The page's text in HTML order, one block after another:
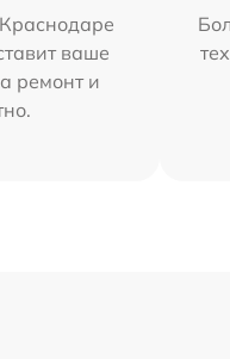
ваше
ремонт и